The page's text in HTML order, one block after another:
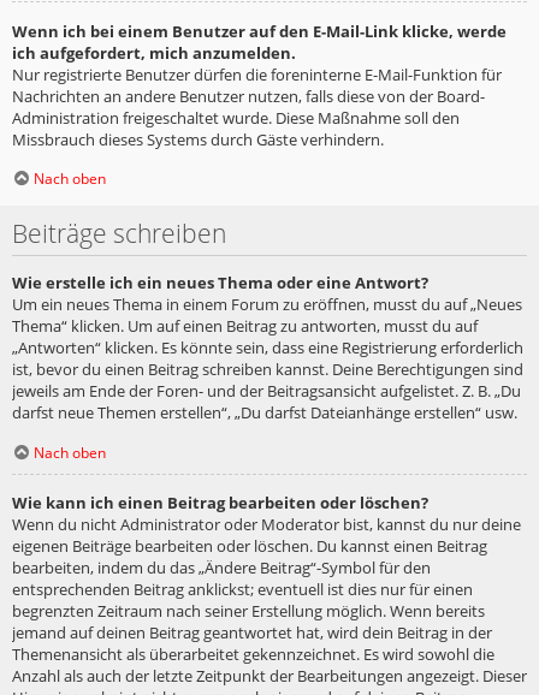
Wenn ich bei einem Benutzer auf den E-Mail-Link klicke, werde
ich aufgefordert, mich anzumelden.
Nur registrierte Benutzer dürfen die foreninterne E-Mail-Funktion für
Nachrichten an andere Benutzer nutzen, falls diese von der Board-
Administration freigeschaltet wurde. Diese Maßnahme soll den
Missbrauch dieses Systems durch Gäste verhindern.
Nach oben
Beiträge schreiben
Wie erstelle ich ein neues Thema oder eine Antwort?
Um ein neues Thema in einem Forum zu eröffnen, musst du auf „Neues
Thema“ klicken. Um auf einen Beitrag zu antworten, musst du auf
„Antworten“ klicken. Es könnte sein, dass eine Registrierung erforderlich
ist, bevor du einen Beitrag schreiben kannst. Deine Berechtigungen sind
jeweils am Ende der Foren- und der Beitragsansicht aufgelistet. Z. B. „Du
darfst neue Themen erstellen“, „Du darfst Dateianhänge erstellen“ usw.
Nach oben
Wie kann ich einen Beitrag bearbeiten oder löschen?
Wenn du nicht Administrator oder Moderator bist, kannst du nur deine
eigenen Beiträge bearbeiten oder löschen. Du kannst einen Beitrag
bearbeiten, indem du das „Ändere Beitrag“-Symbol für den
entsprechenden Beitrag anklickst; eventuell ist dies nur für einen
begrenzten Zeitraum nach seiner Erstellung möglich. Wenn bereits
jemand auf deinen Beitrag geantwortet hat, wird dein Beitrag in der
Themenansicht als überarbeitet gekennzeichnet. Es wird sowohl die
Anzahl als auch der letzte Zeitpunkt der Bearbeitungen angezeigt. Dieser